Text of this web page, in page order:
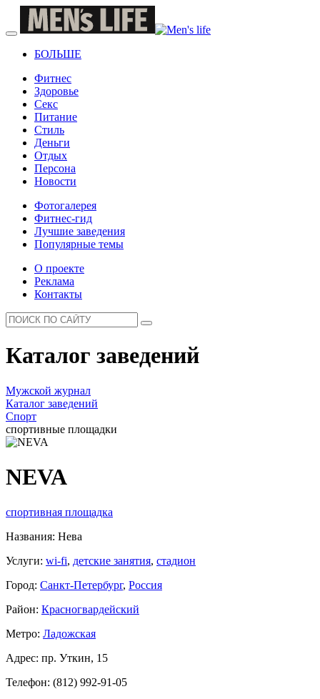
БОЛЬШЕ
Фитнес
Здоровье
Секс
Питание
Стиль
Деньги
Отдых
Персона
Новости
Фотогалерея
Фитнес-гид
Лучшие заведения
Популярные темы
О проекте
Реклама
Контакты
Каталог заведений
Мужской журнал
Каталог заведений
Спорт
спортивные площадки
NEVA
спортивная площадка
Названия: Нева
Услуги: wi-fi, детские занятия, стадион
Город: Санкт-Петербург, Россия
Район: Красногвардейский
Метро: Ладожская
Адрес: пр. Уткин, 15
Телефон: (812) 992-91-05